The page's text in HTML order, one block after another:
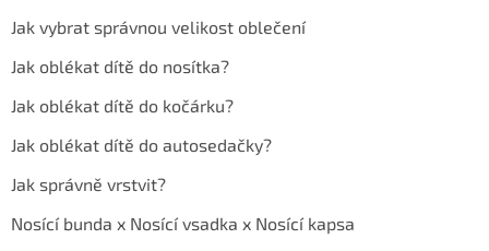
Jak vybrat správnou velikost oblečení
Jak oblékat dítě do nosítka?
Jak oblékat dítě do kočárku?
Jak oblékat dítě do autosedačky?
Jak správně vrstvit?
Nosící bunda x Nosící vsadka x Nosící kapsa